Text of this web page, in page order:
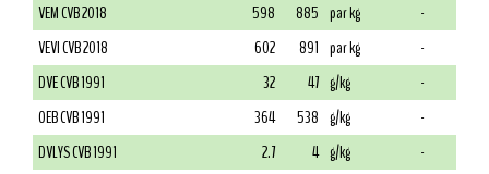
VEM CVB 2018
598 885 par kg
-
VEVI CVB 2018
602 891 par kg
-
DVE CVB 1991
32 47 g/kg
-
OEB CVB 1991
364 538 g/kg
-
DVLYS CVB 1991
2.7 4 g/kg
-